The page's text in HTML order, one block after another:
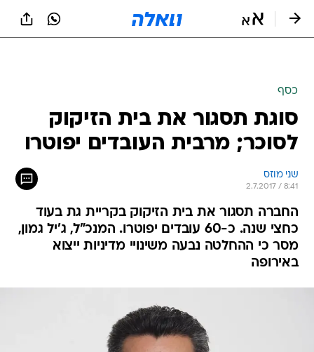
כסף
סוגת תסגור את בית הזיקוק
לסוכר; מרבית העובדים יפוטרו
שני מוזס
2.7.2017 / 8:41
החברה תסגור את בית הזיקוק בקריית גת בעוד
כחצי שנה. כ-60 עובדים יפוטרו. המנכ"ל, ג'יל גמון,
מסר כי ההחלטה נבעה משינויי מדיניות ייצוא
באירופה